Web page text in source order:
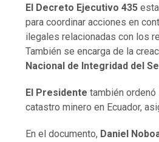
El Decreto Ejecutivo 435
para coordinar acciones en
ilegales relacionadas con los
También se encarga de la
Nacional de Integridad del
El Presidente también
catastro minero en Ecuador,
En el documento, Daniel